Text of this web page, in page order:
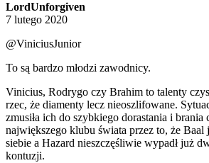
LordUnforgiven
7 lutego 2020
@ViniciusJunior
To są bardzo młodzi zawodnicy.
Vinicius, Rodrygo czy Brahim to talenty
rzec, że diamenty lecz nieoszlifowane.
zmusiła ich do szybkiego dorastania i brania
największego klubu świata przez to, że Baal
siebie a Hazard nieszczęśliwie wypadł już
kontuzji.